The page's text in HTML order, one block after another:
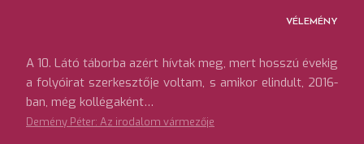
VÉLEMÉNY
A 10. Látó táborba azért hívtak meg, mert hosszú évekig
a folyóirat szerkesztője voltam, s amikor elindult, 2016-
ban, még kollégaként…
Demény Péter: Az irodalom vármezője